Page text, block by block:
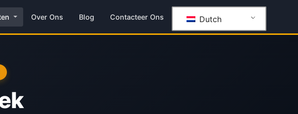
Over Ons Blog Contacteer Ons Dutch